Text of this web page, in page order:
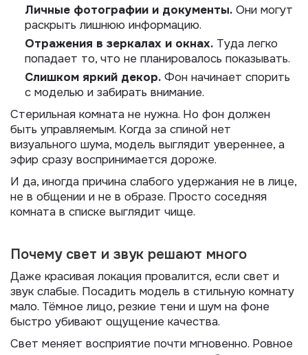
Личные фотографии и документы. Они могут
раскрыть лишнюю информацию.
Отражения в зеркалах и окнах. Туда легко
попадает то, что не планировалось показывать.
Слишком яркий декор. Фон начинает спорить
с моделью и забирать внимание.
Стерильная комната не нужна. Но фон должен
быть управляемым. Когда за спиной нет
визуального шума, модель выглядит увереннее, а
эфир сразу воспринимается дороже.
И да, иногда причина слабого удержания не в лице,
не в общении и не в образе. Просто соседняя
комната в списке выглядит чище.
Почему свет и звук решают много
Даже красивая локация провалится, если свет и
звук слабые. Посадить модель в стильную комнату
мало. Тёмное лицо, резкие тени и шум на фоне
быстро убивают ощущение качества.
Свет меняет восприятие почти мгновенно. Ровное